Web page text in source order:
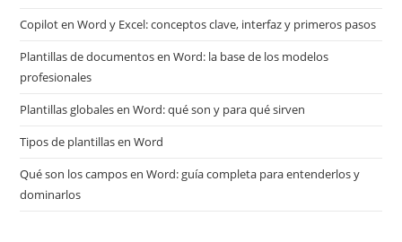
Copilot en Word y Excel: conceptos clave, interfaz y primeros pasos
Plantillas de documentos en Word: la base de los modelos
profesionales
Plantillas globales en Word: qué son y para qué sirven
Tipos de plantillas en Word
Qué son los campos en Word: guía completa para entenderlos y
dominarlos